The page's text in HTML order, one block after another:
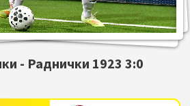
- Раднички 1923 3:0